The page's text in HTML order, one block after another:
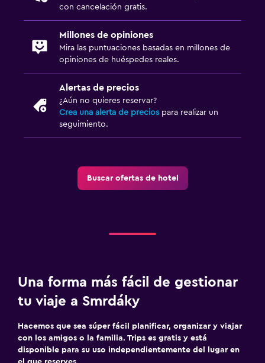
con cancelación gratis.
Millones de opiniones
Mira las puntuaciones basadas en millones de
opiniones de huéspedes reales.
Alertas de precios
¿Aún no quieres reservar?
Crea una alerta de precios para realizar un
seguimiento.
Buscar ofertas de hotel
Una forma más fácil de gestionar
tu viaje a Smrdáky
Hacemos que sea súper fácil planificar, organizar y viajar
con los amigos o la familia. Trips es gratis y está
disponible para su uso independientemente del lugar en